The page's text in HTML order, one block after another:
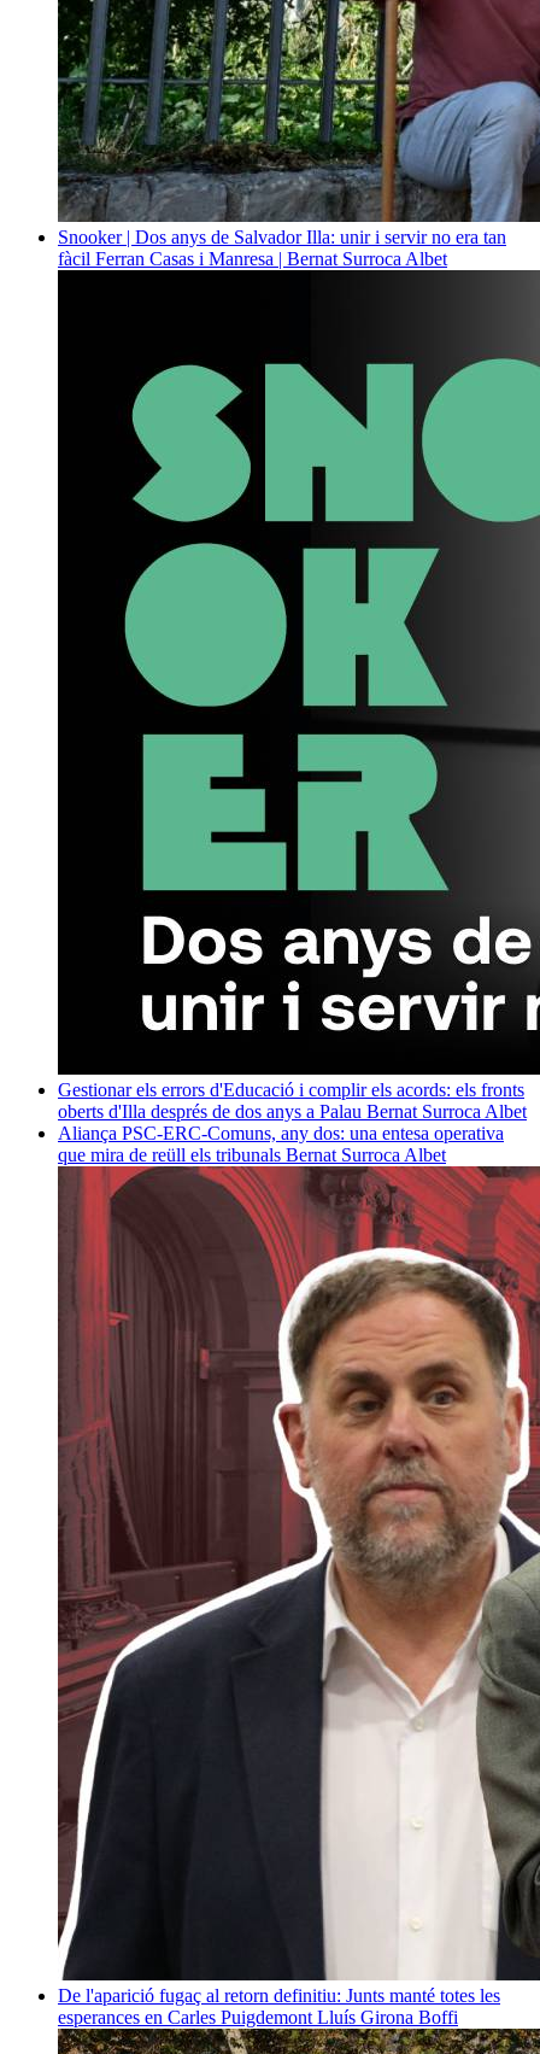
Snooker | Dos anys de Salvador Illa: unir i servir no era tan
fàcil Ferran Casas i Manresa | Bernat Surroca Albet
Gestionar els errors d'Educació i complir els acords: els fronts
oberts d'Illa després de dos anys a Palau Bernat Surroca Albet
Aliança PSC-ERC-Comuns, any dos: una entesa operativa
que mira de reüll els tribunals Bernat Surroca Albet
De l'aparició fugaç al retorn definitiu: Junts manté totes les
esperances en Carles Puigdemont Lluís Girona Boffi